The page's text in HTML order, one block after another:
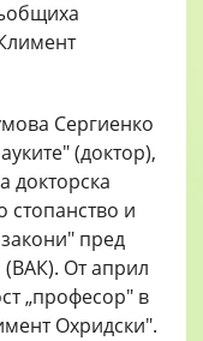
Сергиенко
(доктор),
докторска
стопанство и
пред
От април
„професор" в
Охридски".